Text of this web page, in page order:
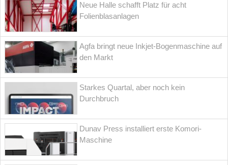
Neue Halle schafft Platz für acht
Folienblasanlagen
Agfa bringt neue Inkjet-Bogenmaschine auf
den Markt
Starkes Quartal, aber noch kein
Durchbruch
Dunav Press installiert erste Komori-
Maschine